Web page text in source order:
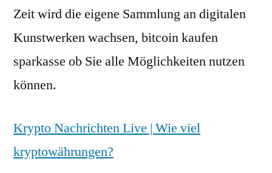
Zeit wird die eigene Sammlung an digitalen
Kunstwerken wachsen, bitcoin kaufen
sparkasse ob Sie alle Möglichkeiten nutzen
können.
Krypto Nachrichten Live | Wie viel
kryptowährungen?